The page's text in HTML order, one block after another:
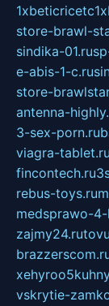
store-brawl-
sindika-01.ru
e-abis-1-c.ru
store-
antenna-
3-sex-porn.ru
viagra-tablet.ru
fincontech.ru
rebus-toys.ru
medsprawo-4-
zajmy24.ru
vskrytie-